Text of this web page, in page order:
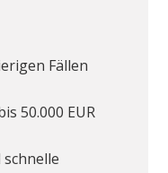
Fällen
50.000 EUR